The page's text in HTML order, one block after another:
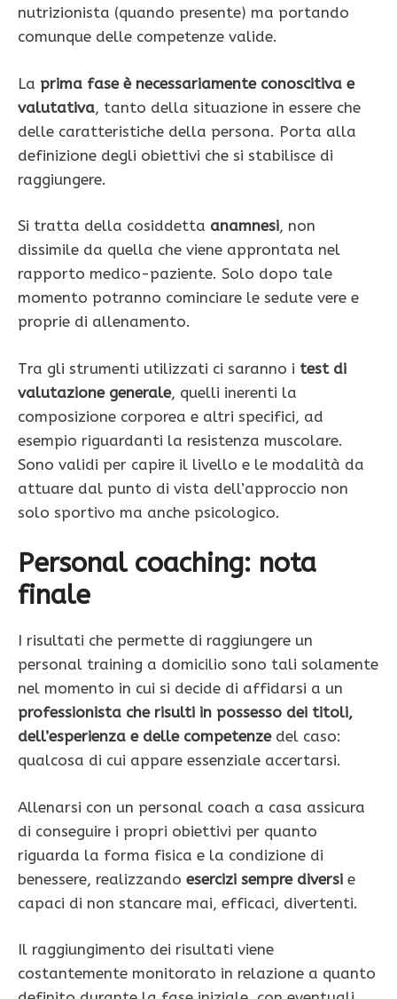
nutrizionista (quando presente) ma portando
comunque delle competenze valide.
La prima fase è necessariamente conoscitiva e
valutativa, tanto della situazione in essere che
delle caratteristiche della persona. Porta alla
definizione degli obiettivi che si stabilisce di
raggiungere.
Si tratta della cosiddetta anamnesi, non
dissimile da quella che viene approntata nel
rapporto medico-paziente. Solo dopo tale
momento potranno cominciare le sedute vere e
proprie di allenamento.
Tra gli strumenti utilizzati ci saranno i test di
valutazione generale, quelli inerenti la
composizione corporea e altri specifici, ad
esempio riguardanti la resistenza muscolare.
Sono validi per capire il livello e le modalità da
attuare dal punto di vista dell’approccio non
solo sportivo ma anche psicologico.
Personal coaching: nota
finale
I risultati che permette di raggiungere un
personal training a domicilio sono tali solamente
nel momento in cui si decide di affidarsi a un
professionista che risulti in possesso dei titoli,
dell’esperienza e delle competenzedel caso:
qualcosa di cui appare essenziale accertarsi.
Allenarsi con un personal coach a casa assicura
di conseguire i propri obiettivi per quanto
riguarda la forma fisica e la condizione di
benessere, realizzando esercizi sempre diversi e
capaci di non stancare mai, efficaci, divertenti.
Il raggiungimento dei risultati viene
costantemente monitorato in relazione a quanto